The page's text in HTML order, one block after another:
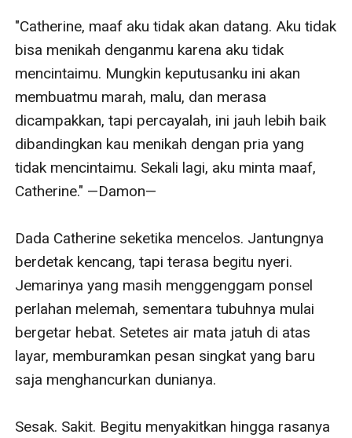
"Catherine, maaf aku tidak akan datang. Aku tidak
bisa menikah denganmu karena aku tidak
mencintaimu. Mungkin keputusanku ini akan
membuatmu marah, malu, dan merasa
dicampakkan, tapi percayalah, ini jauh lebih baik
dibandingkan kau menikah dengan pria yang
tidak mencintaimu. Sekali lagi, aku minta maaf,
Catherine." —Damon—
Dada Catherine seketika mencelos. Jantungnya
berdetak kencang, tapi terasa begitu nyeri.
Jemarinya yang masih menggenggam ponsel
perlahan melemah, sementara tubuhnya mulai
bergetar hebat. Setetes air mata jatuh di atas
layar, memburamkan pesan singkat yang baru
saja menghancurkan dunianya.
Sesak. Sakit. Begitu menyakitkan hingga rasanya